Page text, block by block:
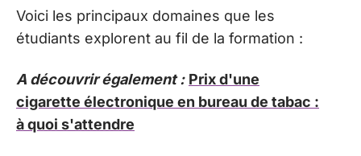
Voici les principaux domaines que les
étudiants explorent au fil de la formation :
A découvrir également : Prix d'une
cigarette électronique en bureau de tabac :
à quoi s'attendre